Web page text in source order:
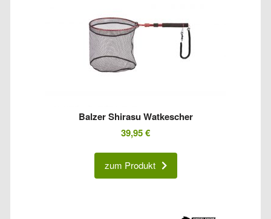
Balzer Shirasu Watkescher
39,95€
zum Produkt